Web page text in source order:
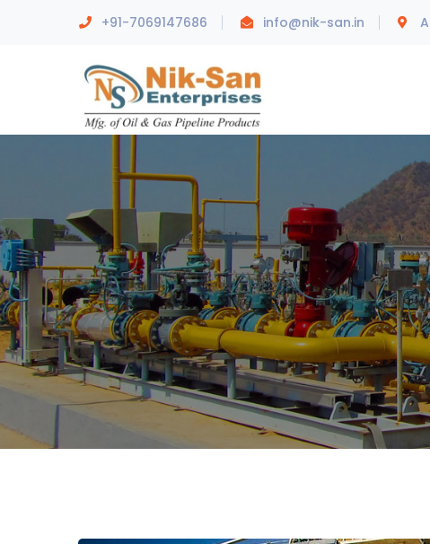
+91-7069147686 info@nik-san.in